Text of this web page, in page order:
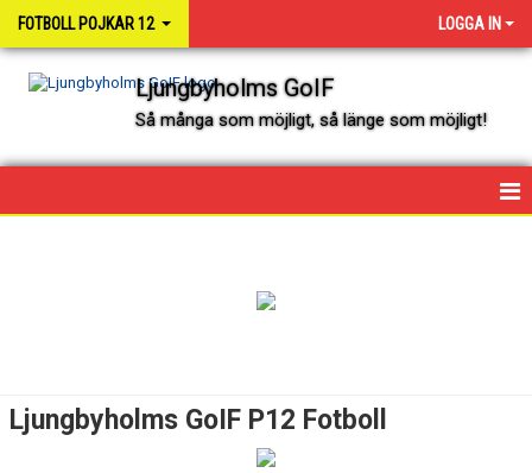
FOTBOLL POJKAR 12 LOGGA IN
Ljungbyholms GoIF
Så många som möjligt, så länge som möjligt!
Ljungbyholms GoIF P12 Fotboll